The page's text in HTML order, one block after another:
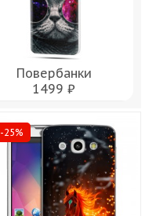
Повербанки
1499 ₽
-25%